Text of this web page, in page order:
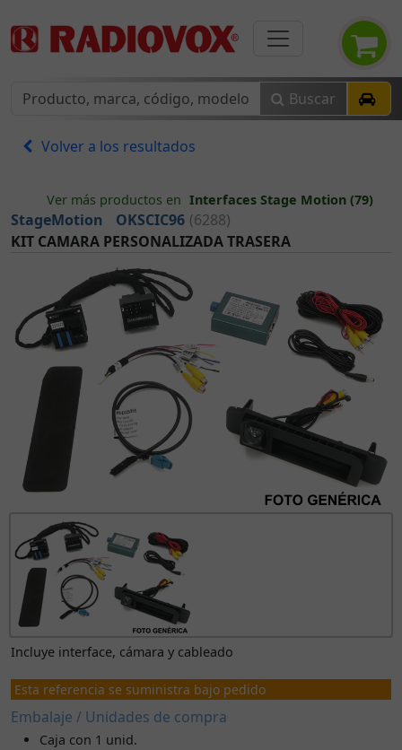
Buscar
Volver a los resultados
Ver más productos en Interfaces Stage Motion (79)
StageMotion OKSCIC96 (6288)
KIT CAMARA PERSONALIZADA TRASERA
Incluye interface, cámara y cableado
Esta referencia se suministra bajo pedido
Embalaje / Unidades de compra
Caja con 1 unid.